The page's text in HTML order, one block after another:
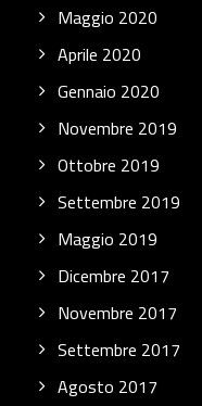
Maggio 2020
Aprile 2020
Gennaio 2020
Novembre 2019
Ottobre 2019
Settembre 2019
Maggio 2019
Dicembre 2017
Novembre 2017
Settembre 2017
Agosto 2017